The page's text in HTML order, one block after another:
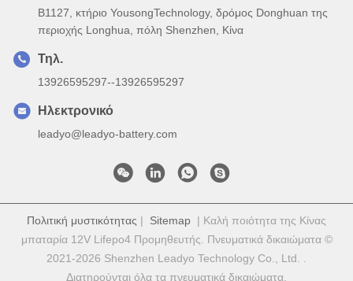
B1127, κτήριο YousongTechnology, δρόμος Donghuan της
περιοχής Longhua, πόλη Shenzhen, Κίνα
Τηλ.
13926595297--13926595297
Ηλεκτρονικό
leadyo@leadyo-battery.com
Πολιτική μυστικότητας | Sitemap | Καλή ποιότητα της Κίνας
μπαταρία 12V Lifepo4 Προμηθευτής. Πνευματικά δικαιώματα ©
2021-2026 Shenzhen Leadyo Technology Co., Ltd. .
Διατηρούνται όλα τα πνευματικά δικαιώματα.